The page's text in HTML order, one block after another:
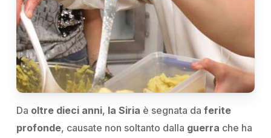
Da oltre dieci anni, la Siria è segnata daferite
profonde, causate non soltanto dalla guerra che ha